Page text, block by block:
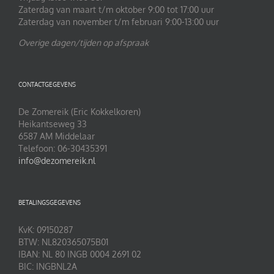
Zaterdag van maart t/m oktober 9:00 tot 17:00 uur
Zaterdag van november t/m februari 9:00-13:00 uur
Overige dagen/tijden op afspraak
CONTACTGEGEVENS
De Zomereik (Eric Kokkelkoren)
Heikantseweg 33
6587 AM Middelaar
Telefoon: 06-30435391
info@dezomereik.nl
BETALINGSGEGEVENS
KvK: 09150287
BTW: NL820365075B01
IBAN: NL 80 INGB 0004 2691 02
BIC: INGBNL2A